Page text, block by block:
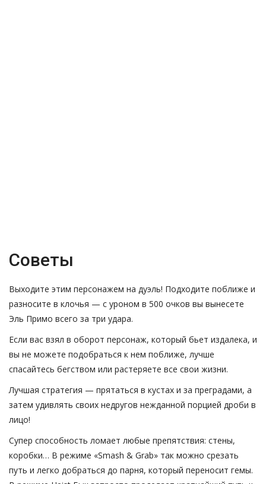
Советы
Выходите этим персонажем на дуэль! Подходите поближе и
разносите в клочья — с уроном в 500 очков вы вынесете
Эль Примо всего за три удара.
Если вас взял в оборот персонаж, который бьет издалека, и
вы не можете подобраться к нем поближе, лучше
спасайтесь бегством или растеряете все свои жизни.
Лучшая стратегия — прятаться в кустах и за преградами, а
затем удивлять своих недругов нежданной порцией дроби в
лицо!
Супер способность ломает любые препятствия: стены,
коробки… В режиме «Smash & Grab» так можно срезать
путь и легко добраться до парня, который переносит гемы.